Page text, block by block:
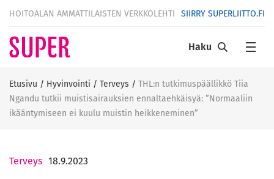
HOITOALAN AMMATTILAISTEN VERKKOLEHTI SIIRRY SUPERLIITTO.FI
Haku
Etusivu / Hyvinvointi / Terveys / THL:n tutkimuspäällikkö Tiia
Ngandu tutkii muistisairauksien ennaltaehkäisyä: ”Normaaliin
ikääntymiseen ei kuulu muistin heikkeneminen”
Terveys 18.9.2023